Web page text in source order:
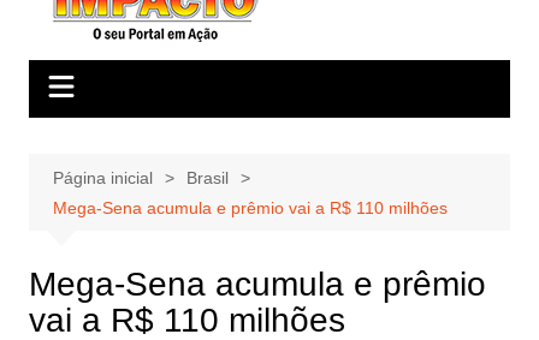
Página inicial
Brasil
Mega-Sena acumula e prêmio vai a R$ 110 milhões
Mega-Sena acumula e prêmio
vai a R$ 110 milhões